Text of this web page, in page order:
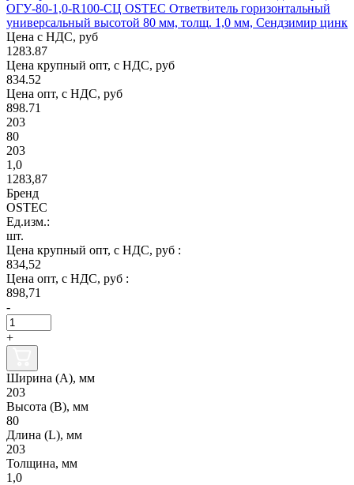
ОГУ-80-1,0-R100-СЦ OSTEC Ответвитель горизонтальный
универсальный высотой 80 мм, толщ. 1,0 мм, Сендзимир цинк
Цена с НДС, руб
1283.87
Цена крупный опт, с НДС, руб
834.52
Цена опт, с НДС, руб
898.71
203
80
203
1,0
1283,87
Бренд
OSTEC
Ед.изм.:
шт.
Цена крупный опт, с НДС, руб :
834,52
Цена опт, с НДС, руб :
898,71
-
+
Ширина (А), мм
203
Высота (В), мм
80
Длина (L), мм
203
Толщина, мм
1,0